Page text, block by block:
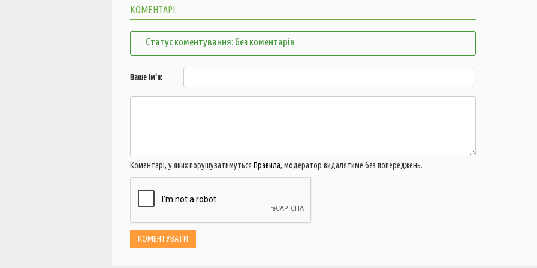
КОМЕНТАРІ:
Статус коментування: без коментарів
Ваше ім'я:
Коментарі, у яких порушуватимуться Правила, модератор видалятиме без попереджень.